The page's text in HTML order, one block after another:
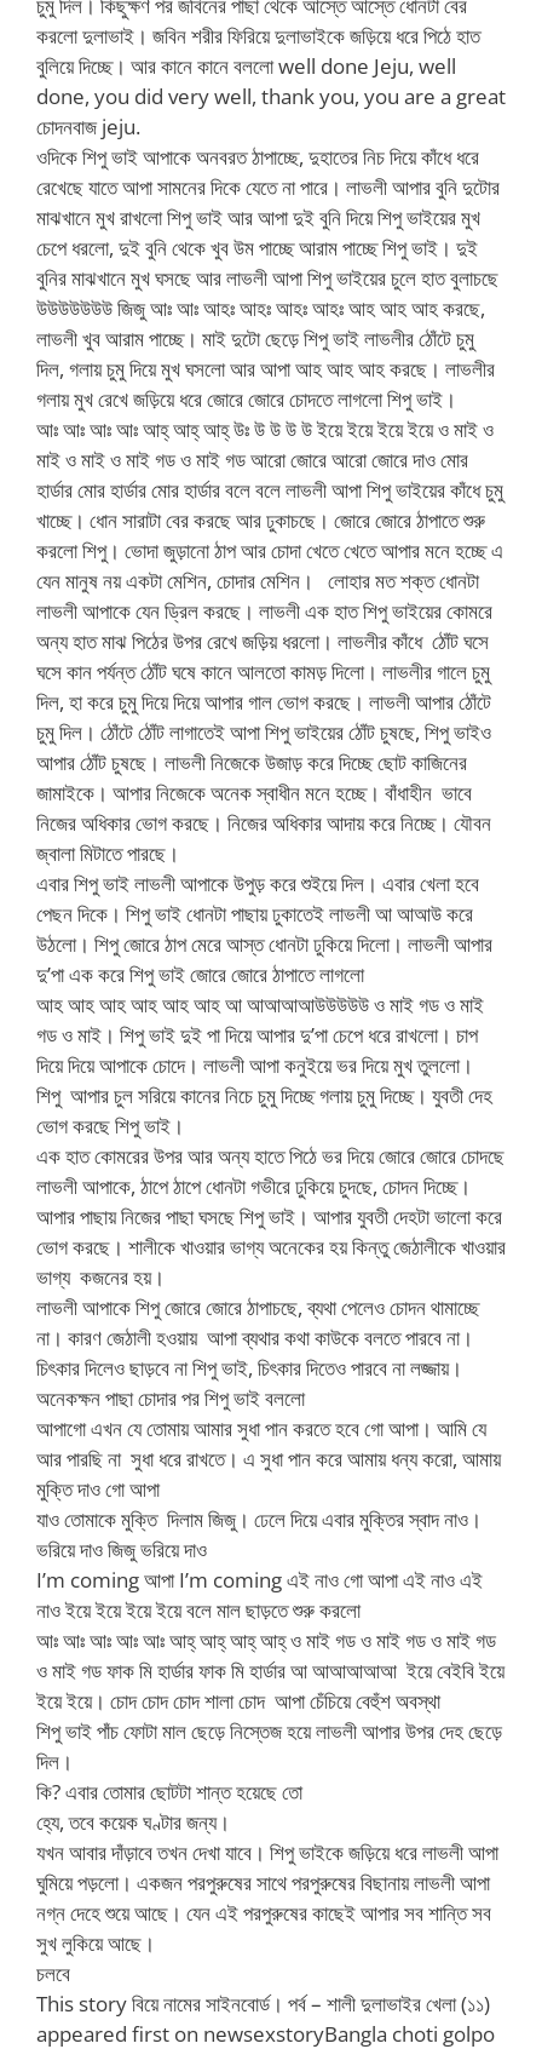
করলো দুলাভাই। জবিন শরীর ফিরিয়ে দুলাভাইকে জড়িয়ে ধরে পিঠে হাত
বুলিয়ে দিচ্ছে। আর কানে কানে বললো well done Jeju, well
done, you did very well, thank you, you are a great
চোদনবাজ jeju.
ওদিকে শিপু ভাই আপাকে অনবরত ঠাপাচ্ছে, দুহাতের নিচ দিয়ে কাঁধে ধরে
রেখেছে যাতে আপা সামনের দিকে যেতে না পারে। লাভলী আপার বুনি দুটোর
মাঝখানে মুখ রাখলো শিপু ভাই আর আপা দুই বুনি দিয়ে শিপু ভাইয়ের মুখ
চেপে ধরলো, দুই বুনি থেকে খুব উম পাচ্ছে আরাম পাচ্ছে শিপু ভাই। দুই
বুনির মাঝখানে মুখ ঘসছে আর লাভলী আপা শিপু ভাইয়ের চুলে হাত বুলাচছে
উউউউউউউ জিজু আঃ আঃ আহঃ আহঃ আহঃ আহঃ আহ আহ আহ করছে,
লাভলী খুব আরাম পাচ্ছে। মাই দুটো ছেড়ে শিপু ভাই লাভলীর ঠোঁটে চুমু
দিল, গলায় চুমু দিয়ে মুখ ঘসলো আর আপা আহ আহ আহ করছে। লাভলীর
গলায় মুখ রেখে জড়িয়ে ধরে জোরে জোরে চোদতে লাগলো শিপু ভাই।
আঃ আঃ আঃ আঃ আহ্ আহ্ আহ্ উঃ উ উ উ উ ইয়ে ইয়ে ইয়ে ইয়ে ও মাই ও
মাই ও মাই ও মাই গড ও মাই গড আরো জোরে আরো জোরে দাও মোর
হার্ডার মোর হার্ডার মোর হার্ডার বলে বলে লাভলী আপা শিপু ভাইয়ের কাঁধে চুমু
খাচ্ছে। ধোন সারাটা বের করছে আর ঢুকাচছে। জোরে জোরে ঠাপাতে শুরু
করলো শিপু। ভোদা জুড়ানো ঠাপ আর চোদা খেতে খেতে আপার মনে হচ্ছে এ
যেন মানুষ নয় একটা মেশিন, চোদার মেশিন। লোহার মত শক্ত ধোনটা
লাভলী আপাকে যেন ড্রিল করছে। লাভলী এক হাত শিপু ভাইয়ের কোমরে
অন্য হাত মাঝ পিঠের উপর রেখে জড়িয় ধরলো। লাভলীর কাঁধে ঠোঁট ঘসে
ঘসে কান পর্যন্ত ঠোঁট ঘষে কানে আলতো কামড় দিলো। লাভলীর গালে চুমু
দিল, হা করে চুমু দিয়ে দিয়ে আপার গাল ভোগ করছে। লাভলী আপার ঠোঁটে
চুমু দিল। ঠোঁটে ঠোঁট লাগাতেই আপা শিপু ভাইয়ের ঠোঁট চুষছে, শিপু ভাইও
আপার ঠোঁট চুষছে। লাভলী নিজেকে উজাড় করে দিচ্ছে ছোট কাজিনের
জামাইকে। আপার নিজেকে অনেক স্বাধীন মনে হচ্ছে। বাঁধাহীন ভাবে
নিজের অধিকার ভোগ করছে। নিজের অধিকার আদায় করে নিচ্ছে। যৌবন
জ্বালা মিটাতে পারছে।
এবার শিপু ভাই লাভলী আপাকে উপুড় করে শুইয়ে দিল। এবার খেলা হবে
পেছন দিকে। শিপু ভাই ধোনটা পাছায় ঢুকাতেই লাভলী আ আআউ করে
উঠলো। শিপু জোরে ঠাপ মেরে আস্ত ধোনটা ঢুকিয়ে দিলো। লাভলী আপার
দু’পা এক করে শিপু ভাই জোরে জোরে ঠাপাতে লাগলো
আহ আহ আহ আহ আহ আহ আ আআআআউউউউউ ও মাই গড ও মাই
গড ও মাই। শিপু ভাই দুই পা দিয়ে আপার দু’পা চেপে ধরে রাখলো। চাপ
দিয়ে দিয়ে আপাকে চোদে। লাভলী আপা কনুইয়ে ভর দিয়ে মুখ তুললো।
শিপু আপার চুল সরিয়ে কানের নিচে চুমু দিচ্ছে গলায় চুমু দিচ্ছে। যুবতী দেহ
ভোগ করছে শিপু ভাই।
এক হাত কোমরের উপর আর অন্য হাতে পিঠে ভর দিয়ে জোরে জোরে চোদছে
লাভলী আপাকে, ঠাপে ঠাপে ধোনটা গভীরে ঢুকিয়ে চুদছে, চোদন দিচ্ছে।
আপার পাছায় নিজের পাছা ঘসছে শিপু ভাই। আপার যুবতী দেহটা ভালো করে
ভোগ করছে। শালীকে খাওয়ার ভাগ্য অনেকের হয় কিন্তু জেঠালীকে খাওয়ার
ভাগ্য কজনের হয়।
লাভলী আপাকে শিপু জোরে জোরে ঠাপাচছে, ব্যথা পেলেও চোদন থামাচ্ছে
না। কারণ জেঠালী হওয়ায় আপা ব্যথার কথা কাউকে বলতে পারবে না।
চিৎকার দিলেও ছাড়বে না শিপু ভাই, চিৎকার দিতেও পারবে না লজ্জায়।
অনেকক্ষন পাছা চোদার পর শিপু ভাই বললো
আপাগো এখন যে তোমায় আমার সুধা পান করতে হবে গো আপা। আমি যে
আর পারছি না সুধা ধরে রাখতে। এ সুধা পান করে আমায় ধন্য করো, আমায়
মুক্তি দাও গো আপা
যাও তোমাকে মুক্তি দিলাম জিজু। ঢেলে দিয়ে এবার মুক্তির স্বাদ নাও।
ভরিয়ে দাও জিজু ভরিয়ে দাও
I’m coming আপা I’m coming এই নাও গো আপা এই নাও এই
নাও ইয়ে ইয়ে ইয়ে ইয়ে বলে মাল ছাড়তে শুরু করলো
আঃ আঃ আঃ আঃ আঃ আহ্ আহ্ আহ্ আহ্ ও মাই গড ও মাই গড ও মাই গড
ও মাই গড ফাক মি হার্ডার ফাক মি হার্ডার আ আআআআআ ইয়ে বেইবি ইয়ে
ইয়ে ইয়ে। চোদ চোদ চোদ শালা চোদ আপা চেঁচিয়ে বেহুঁশ অবস্থা
শিপু ভাই পাঁচ ফোটা মাল ছেড়ে নিস্তেজ হয়ে লাভলী আপার উপর দেহ ছেড়ে
দিল।
কি? এবার তোমার ছোটটা শান্ত হয়েছে তো
হ্যে, তবে কয়েক ঘণ্টার জন্য।
যখন আবার দাঁড়াবে তখন দেখা যাবে। শিপু ভাইকে জড়িয়ে ধরে লাভলী আপা
ঘুমিয়ে পড়লো। একজন পরপুরুষের সাথে পরপুরুষের বিছানায় লাভলী আপা
নগ্ন দেহে শুয়ে আছে। যেন এই পরপুরুষের কাছেই আপার সব শান্তি সব
সুখ লুকিয়ে আছে।
চলবে
This story বিয়ে নামের সাইনবোর্ড। পর্ব – শালী দুলাভাইর খেলা (১১)
appeared first on newsexstoryBangla choti golpo